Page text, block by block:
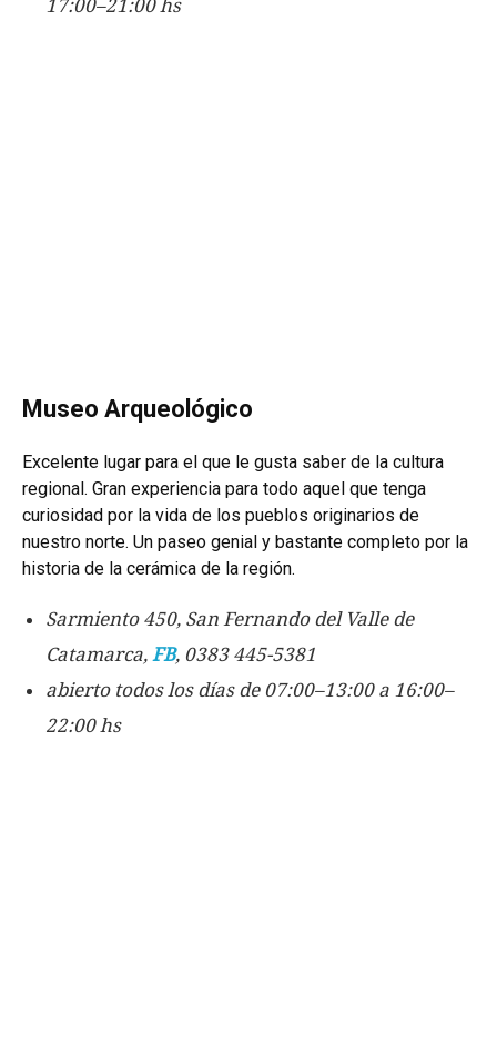
17:00–21:00 hs
Museo Arqueológico
Excelente lugar para el que le gusta saber de la cultura
regional. Gran experiencia para todo aquel que tenga
curiosidad por la vida de los pueblos originarios de
nuestro norte. Un paseo genial y bastante completo por la
historia de la cerámica de la región.
Sarmiento 450, San Fernando del Valle de
Catamarca, FB, 0383 445-5381
abierto todos los días de 07:00–13:00 a 16:00–
22:00 hs